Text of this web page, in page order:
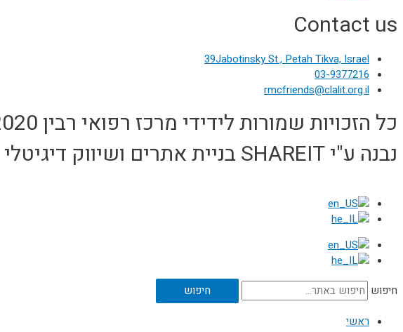
Contact us
39Jabotinsky St., Petah Tikva, Israel
03-9377216
rmcfriends@clalit.org.il
כל הזכויות שמורות לידידי מרכז רפואי רבין 2020 ©
נבנה ע"י SHAREIT בניית אתרים ושיווק דיגיטלי - shareit.co.il
חיפוש
חיפוש
ראשי